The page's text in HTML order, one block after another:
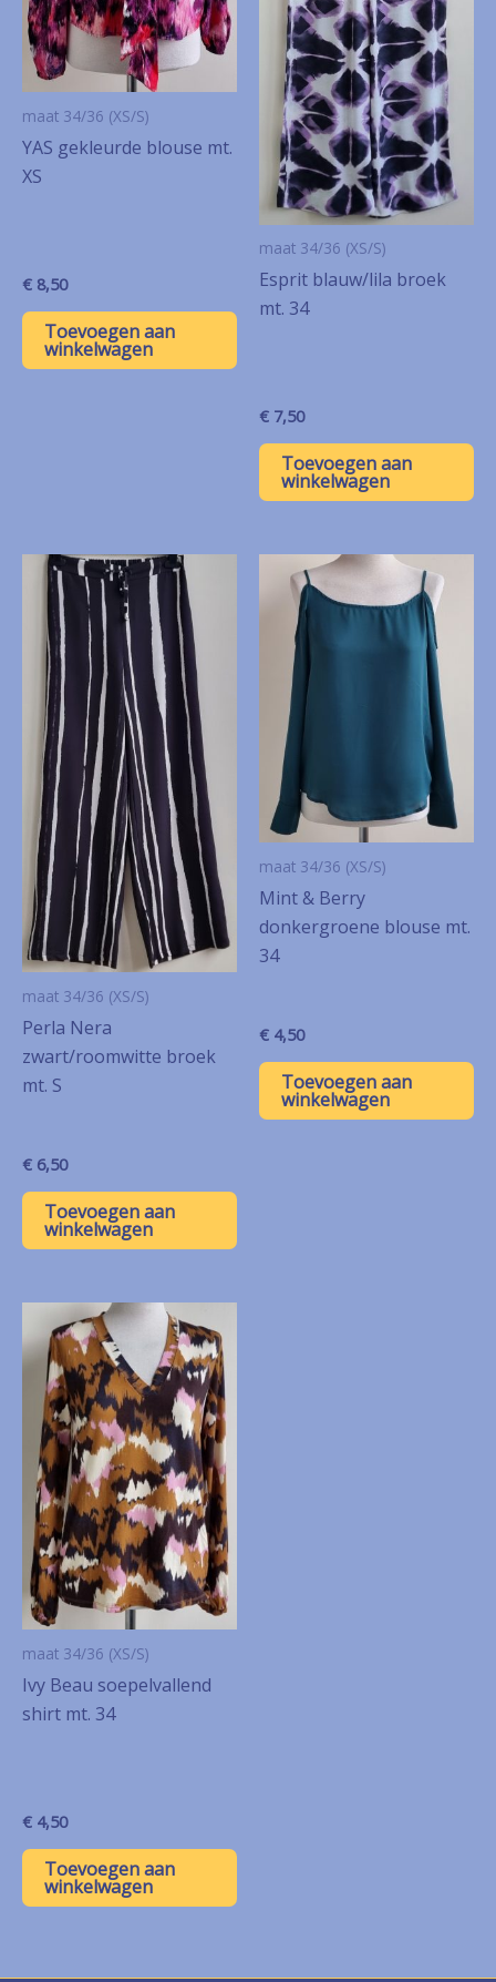
maat 34/36 (XS/S)
YAS gekleurde blouse mt.
XS
€ 8,50
Toevoegen aan
winkelwagen
maat 34/36 (XS/S)
Esprit blauw/lila broek
mt. 34
€ 7,50
Toevoegen aan
winkelwagen
maat 34/36 (XS/S)
Perla Nera
zwart/roomwitte broek
mt. S
€ 6,50
Toevoegen aan
winkelwagen
maat 34/36 (XS/S)
Mint & Berry
donkergroene blouse mt.
34
€ 4,50
Toevoegen aan
winkelwagen
maat 34/36 (XS/S)
Ivy Beau soepelvallend
shirt mt. 34
€ 4,50
Toevoegen aan
winkelwagen